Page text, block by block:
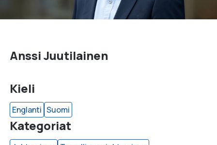
Anssi Juutilainen
Kieli
Englanti Suomi
Kategoriat